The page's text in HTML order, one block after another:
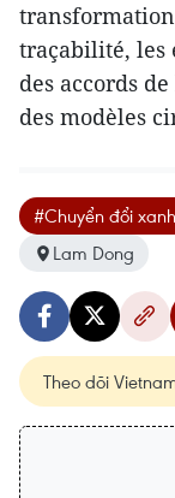
traçabilité,
des accords
des modèles
#Chuyển đổi
Lam Dong
Theo dõi